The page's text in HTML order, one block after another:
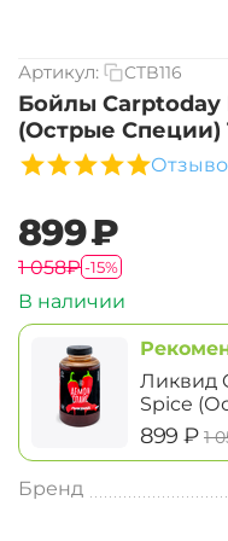
Артикул: CTB116
Бойлы Carptoday
(Острые Специи)
‍899‍₽
‍1 058‍₽-15%
В наличии
Ликвид
Spice
‍899‍ ₽ ‍1
Бренд